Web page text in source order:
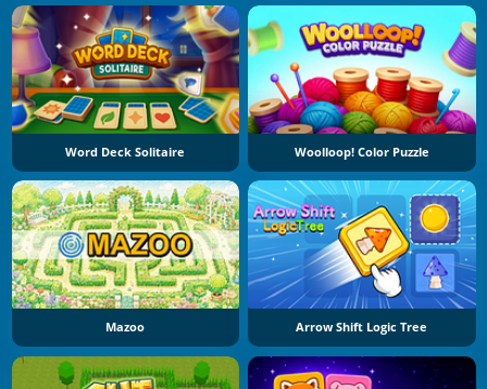
Word Deck Solitaire Woolloop! Color Puzzle
Mazoo Arrow Shift Logic Tree